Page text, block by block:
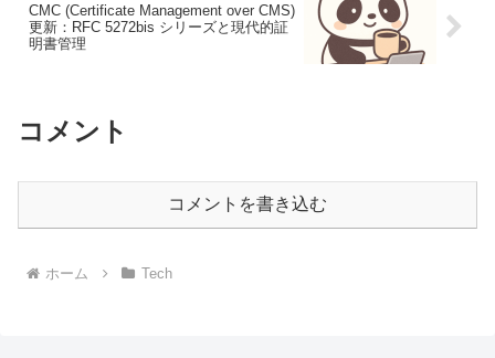
CMC (Certificate Management over CMS)
更新：RFC 5272bis シリーズと現代的証
明書管理
コメント
コメントを書き込む
ホーム Tech